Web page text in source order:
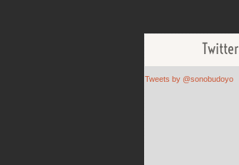
Twitter
Tweets by @sonobudoyo